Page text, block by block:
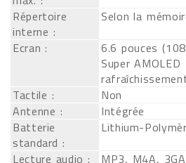
Répertoire
interne :
Selon la
Ecran :
6.6 pouces
Super
Tactile :
Non
Antenne :
Intégrée
Batterie
standard :
Lithium-
Lecture audio :
MP3, M4A,